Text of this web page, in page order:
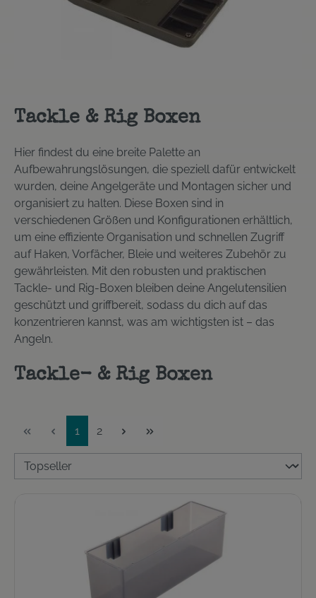
Tackle & Rig Boxen
Hier findest du eine breite Palette an
Aufbewahrungslösungen, die speziell dafür entwickelt
wurden, deine Angelgeräte und Montagen sicher und
organisiert zu halten. Diese Boxen sind in
verschiedenen Größen und Konfigurationen erhältlich,
um eine effiziente Organisation und schnellen Zugriff
auf Haken, Vorfächer, Bleie und weiteres Zubehör zu
gewährleisten. Mit den robusten und praktischen
Tackle- und Rig-Boxen bleiben deine Angelutensilien
geschützt und griffbereit, sodass du dich auf das
konzentrieren kannst, was am wichtigsten ist – das
Angeln.
Tackle- & Rig Boxen
Seite
1 Seite
2